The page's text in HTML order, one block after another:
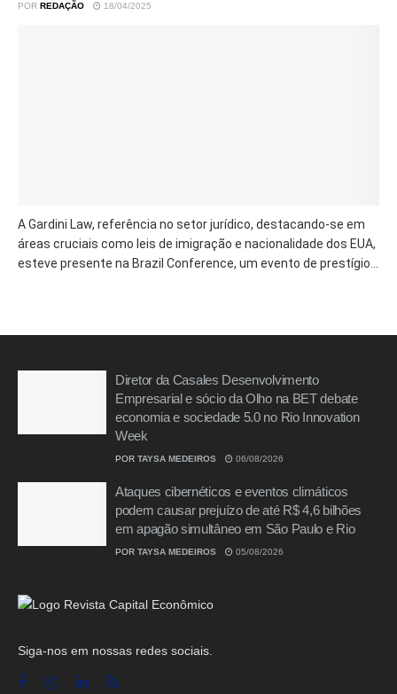
POR REDAÇÃO 18/04/2025
A Gardini Law, referência no setor jurídico, destacando-se em
áreas cruciais como leis de imigração e nacionalidade dos EUA,
esteve presente na Brazil Conference, um evento de prestígio...
Diretor da Casales Desenvolvimento
Empresarial e sócio da Olho na BET debate
economia e sociedade 5.0 no Rio Innovation
Week
POR TAYSA MEDEIROS 06/08/2026
Ataques cibernéticos e eventos climáticos
podem causar prejuízo de até R$ 4,6 bilhões
em apagão simultâneo em São Paulo e Rio
POR TAYSA MEDEIROS 05/08/2026
Siga-nos em nossas redes sociais.